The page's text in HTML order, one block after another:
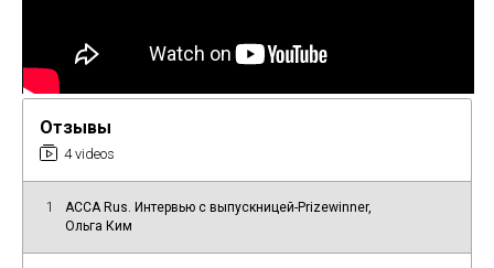
Отзывы
4 videos
1
ACCA Rus. Интервью с выпускницей-Prizewinner,
Ольга Ким